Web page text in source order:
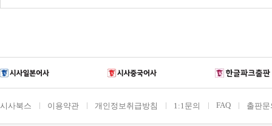
시사북스 이용약관 개인정보취급방침 1:1문의 FAQ 출판문